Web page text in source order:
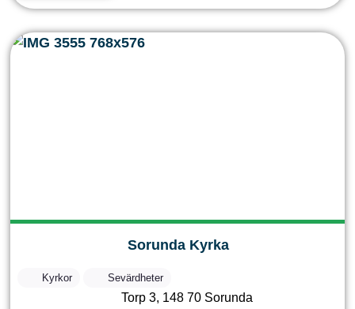
Sorunda Kyrka
Kyrkor Sevärdheter
Torp 3, 148 70 Sorunda